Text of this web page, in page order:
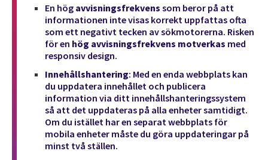
En hög avvisningsfrekvens som beror på att
informationen inte visas korrekt uppfattas ofta
som ett negativt tecken av sökmotorerna. Risken
för en hög avvisningsfrekvens motverkas med
responsiv design.
Innehållshantering: Med en enda webbplats kan
du uppdatera innehållet och publicera
information via ditt innehållshanteringssystem
så att det uppdateras på alla enheter samtidigt.
Om du istället har en separat webbplats för
mobila enheter måste du göra uppdateringar på
minst två ställen.